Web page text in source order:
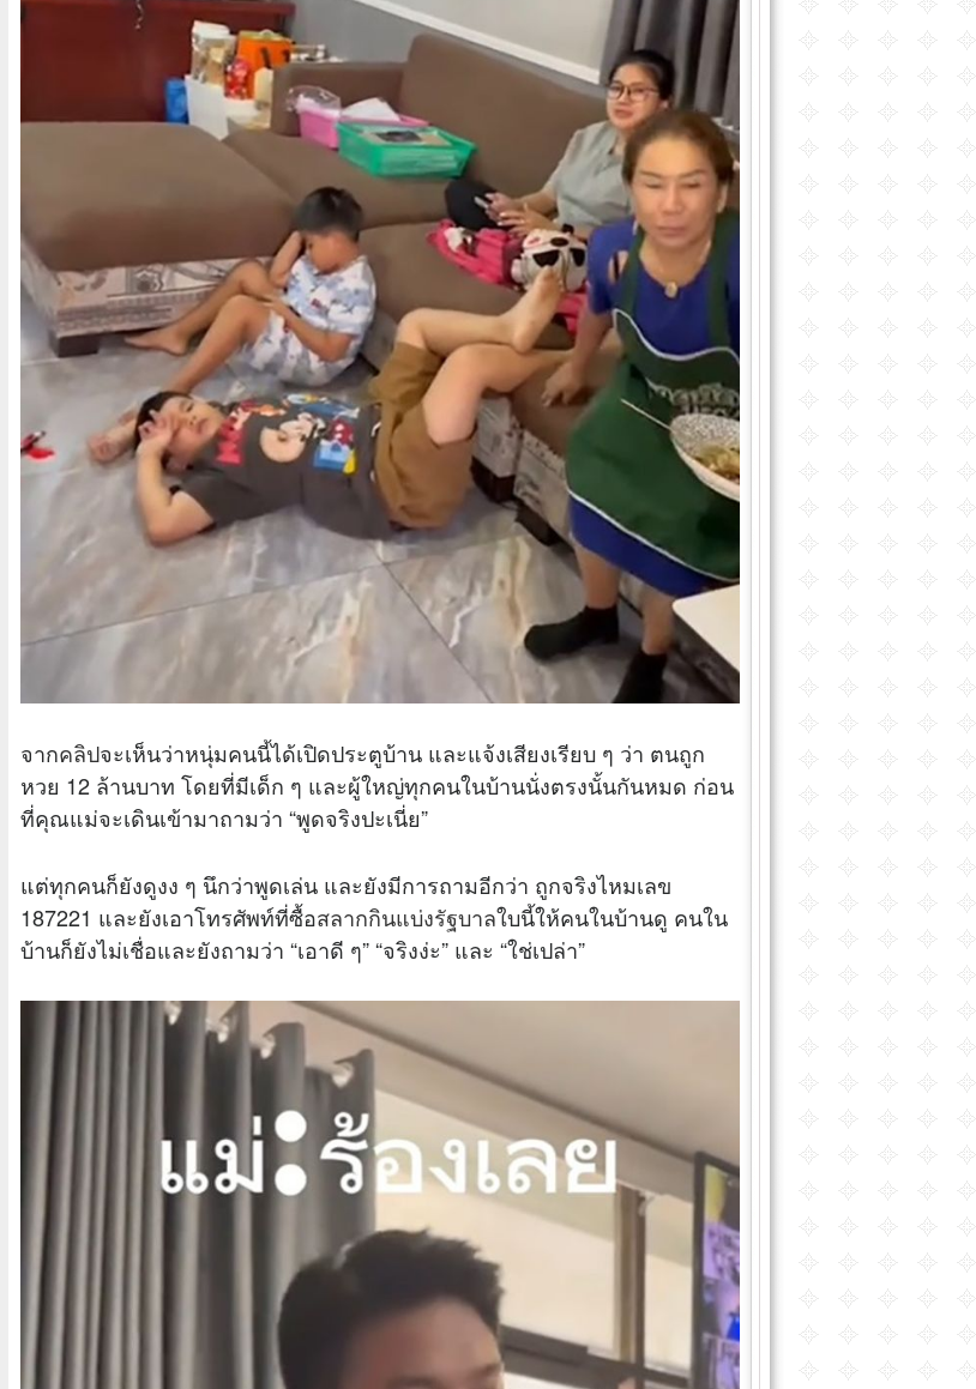
จากคลิปจะเห็นว่าหนุ่มคนนี้ได้เปิดประตูบ้าน และแจ้งเสียงเรียบ ๆ ว่า ตนถูก
หวย 12 ล้านบาท โดยที่มีเด็ก ๆ และผู้ใหญ่ทุกคนในบ้านนั่งตรงนั้นกันหมด ก่อน
ที่คุณแม่จะเดินเข้ามาถามว่า “พูดจริงปะเนี่ย”
แต่ทุกคนก็ยังดูงง ๆ นึกว่าพูดเล่น และยังมีการถามอีกว่า ถูกจริงไหมเลข
187221 และยังเอาโทรศัพท์ที่ซื้อสลากกินแบ่งรัฐบาลใบนี้ให้คนในบ้านดู คนใน
บ้านก็ยังไม่เชื่อและยังถามว่า “เอาดี ๆ” “จริงง่ะ” และ “ใช่เปล่า”